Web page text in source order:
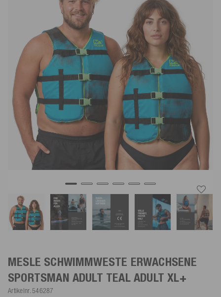
MESLE SCHWIMMWESTE ERWACHSENE
SPORTSMAN ADULT TEAL ADULT XL+
Artikelnr. 546287